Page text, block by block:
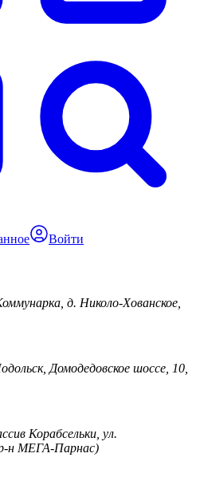
Войти
д. Николо-Хованское,
Домодедовское шоссе, 10,
Корабсельки, ул.
н МЕГА-Парнас)